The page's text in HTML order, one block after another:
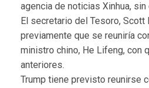
agencia de noticias Xinhua,
El secretario del Tesoro, Scott
previamente que se reuniría
ministro chino, He Lifeng, con
anteriores.
Trump tiene previsto reunirse